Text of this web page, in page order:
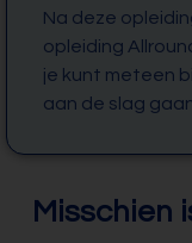
Na deze
opleiding
je kunt meteen
aan de slag
Misschien